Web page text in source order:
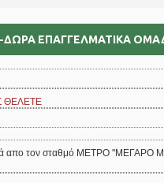
ΕΠΑΓΓΕΛΜΑΤΙΚΆ
ΘΕΛΕΤΕ
απο τον σταθμό ΜΕΤΡΟ ''ΜΕΓΑΡΟ